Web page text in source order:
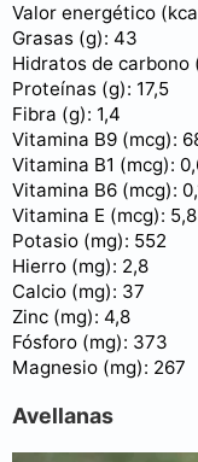
Valor energético
Grasas (g): 43
Hidratos de carbono
Proteínas (g): 17,5
Fibra (g): 1,4
Vitamina B9 (mcg):
Vitamina B1 (mcg):
Vitamina B6 (mcg):
Vitamina E (mcg): 5,8
Potasio (mg): 552
Hierro (mg): 2,8
Calcio (mg): 37
Zinc (mg): 4,8
Fósforo (mg): 373
Magnesio (mg): 267
Avellanas